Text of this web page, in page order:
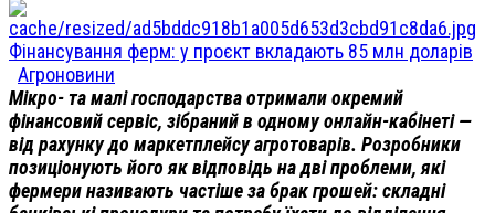
Фінансування ферм: у проєкт вкладають 85 млн доларів
Агроновини
Мікро- та малі господарства отримали окремий
фінансовий сервіс, зібраний в одному онлайн-кабінеті —
від рахунку до маркетплейсу агротоварів. Розробники
позиціонують його як відповідь на дві проблеми, які
фермери називають частіше за брак грошей: складні